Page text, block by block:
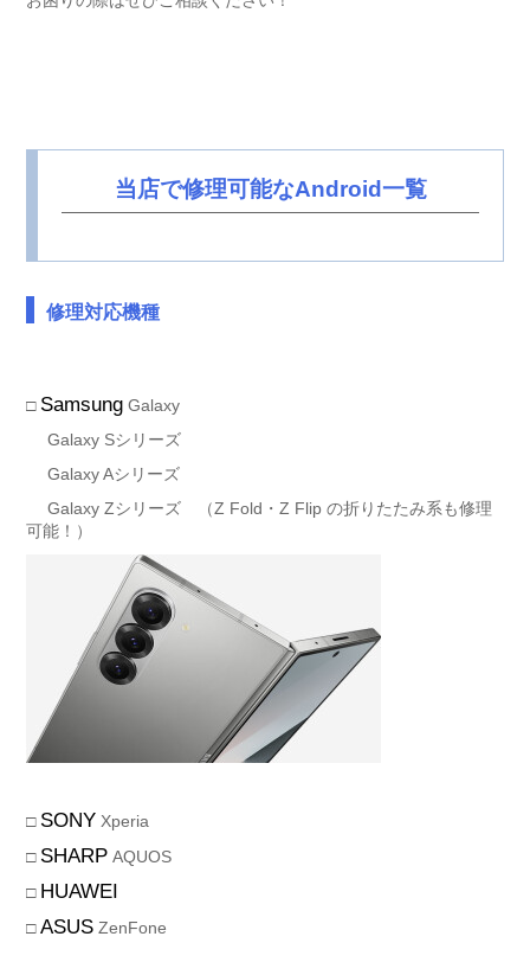
当店で修理可能なAndroid一覧
修理対応機種
□ SamsungGalaxy
Galaxy Sシリーズ
Galaxy Aシリーズ
Galaxy Zシリーズ （Z Fold・Z Flip の折りたたみ系も修理
可能！）
□ SONY Xperia
□ SHARPAQUOS
□ HUAWEI
□ASUSZenFone